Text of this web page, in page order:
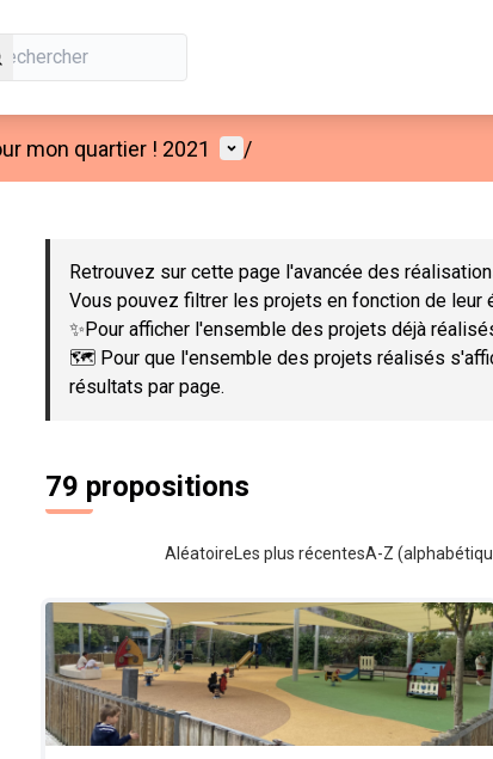
mon quartier ! 2021 Menu utilisateur
/
Passer la carte
Retrouvez sur cette page l'avancée des
Vous pouvez filtrer les projets en fonction de leur
✨Pour afficher l'ensemble des projets déjà
🗺️ Pour que l'ensemble des projets réalisés
résultats par page.
79 propositions
Aléatoire Les plus récentesA-Z